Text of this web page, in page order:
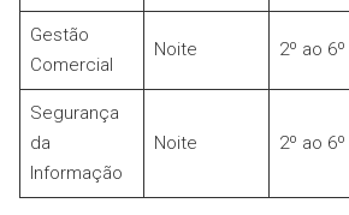
Gestão
Comercial
Noite 2º ao 6º
Segurança
da
Informação
Noite 2º ao 6º